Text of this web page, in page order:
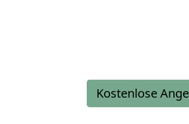
Kostenlose